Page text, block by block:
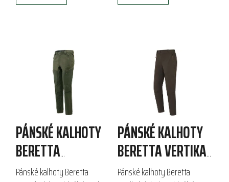
PÁNSKÉ KALHOTY
BERETTA
BOONDOCK
Pánské kalhoty Beretta
PÁNSKÉ KALHOTY
BERETTA VERTIKAL
LIGHT
Pánské kalhoty Beretta